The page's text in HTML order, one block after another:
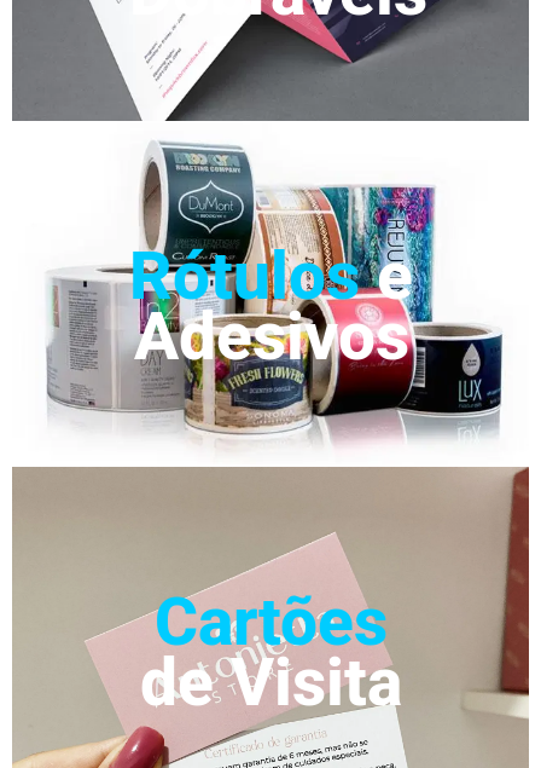
Rótulose
Adesivos
Cartões
de Visita